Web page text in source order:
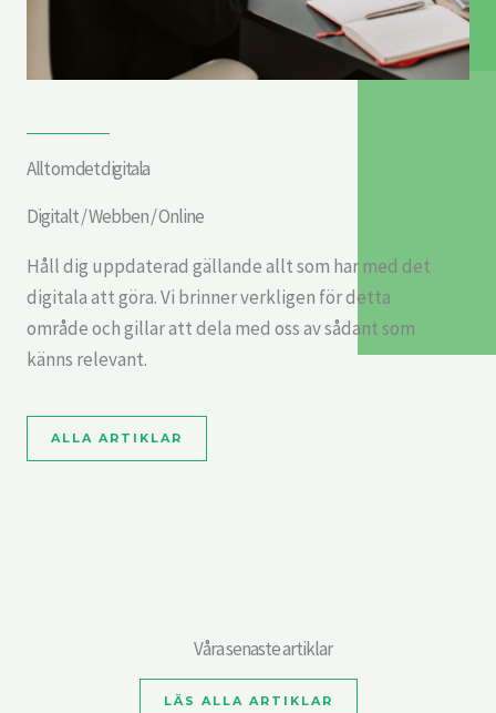
Allt om det digitala
Digitalt / Webben / Online
Håll dig uppdaterad gällande allt som har med det
digitala att göra. Vi brinner verkligen för detta
område och gillar att dela med oss av sådant som
känns relevant.
ALLA ARTIKLAR
Våra senaste artiklar
LÄS ALLA ARTIKLAR